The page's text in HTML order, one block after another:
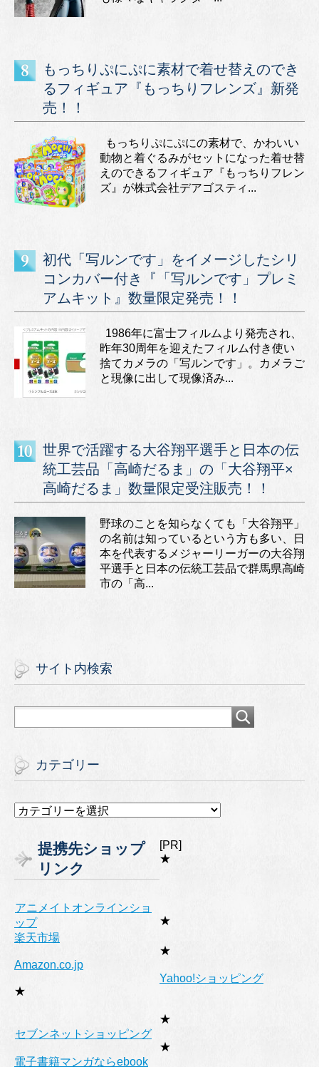
もっちりぷにぷに素材で着せ替えのでき
るフィギュア『もっちりフレンズ』新発
売！！
もっちりぷにぷにの素材で、かわいい
動物と着ぐるみがセットになった着せ替
えのできるフィギュア『もっちりフレン
ズ』が株式会社デアゴスティ...
初代「写ルンです」をイメージしたシリ
コンカバー付き『「写ルンです」プレミ
アムキット』数量限定発売！！
1986年に富士フィルムより発売され、
昨年30周年を迎えたフィルム付き使い
捨てカメラの「写ルンです」。カメラご
と現像に出して現像済み...
世界で活躍する大谷翔平選手と日本の伝
統工芸品「高崎だるま」の「大谷翔平×
高崎だるま」数量限定受注販売！！
野球のことを知らなくても「大谷翔平」
の名前は知っているという方も多い、日
本を代表するメジャーリーガーの大谷翔
平選手と日本の伝統工芸品で群馬県高崎
市の「高...
サイト内検索
カテゴリー
カ
リ
ー
提携先ショップ
リンク
[PR]
★
アニメイトオンラインショ
ップ
★
楽天市場
★
Amazon.co.jp
★
Yahoo!ショッピング
★
セブンネットショッピング
★
電子書籍マンガならebook